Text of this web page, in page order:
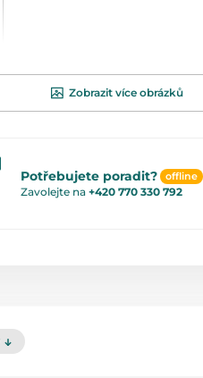
Zobrazit více obrázků
Potřebujete poradit? offline
Zavolejte na +420 770 330 792